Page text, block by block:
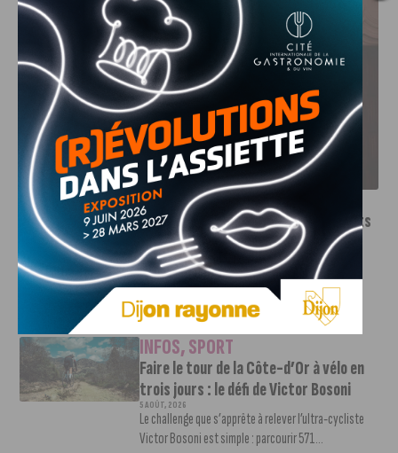
LE DFCO DÉVOILE SES NOUVEAUX MAILLOTS POUR LA
SAISON 2026-2027
INFOS,SPORT
Le DFCO dévoile ses nouveaux maillots
pour la saison 2026-2027
6 AOÛT, 2026
Le club dijonnais a présenté ses nouveaux maillots
pour son retour en Ligue 2....
INFOS,SPORT
Faire le tour de la Côte-d’Or à vélo en
trois jours : le défi de Victor Bosoni
5 AOÛT, 2026
Le challenge que s’apprête à relever l’ultra-cycliste
Victor Bosoni est simple : parcourir 571...